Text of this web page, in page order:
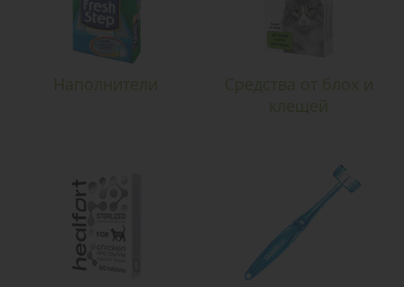
Наполнители
Средства от блох и
клещей